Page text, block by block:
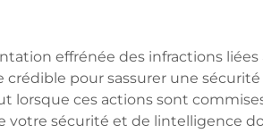
effrénée des infractions
pour sassurer une
lorsque ces actions sont
votre sécurité et de lintelligence